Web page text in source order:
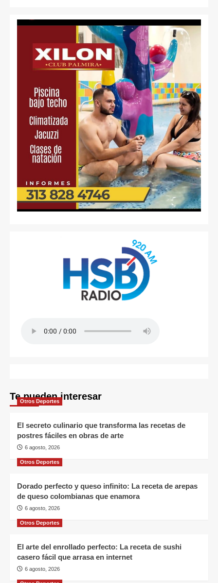
Te pueden interesar
Otros Deportes
El secreto culinario que transforma las recetas de
postres fáciles en obras de arte
6 agosto, 2026
Otros Deportes
Dorado perfecto y queso infinito: La receta de arepas
de queso colombianas que enamora
6 agosto, 2026
Otros Deportes
El arte del enrollado perfecto: La receta de sushi
casero fácil que arrasa en internet
6 agosto, 2026